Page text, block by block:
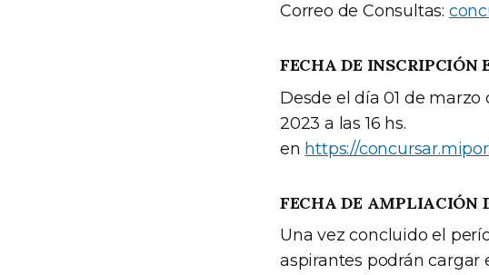
Correo de Consultas:
FECHA DE INSCRIPCIÓN
Desde el día 01 de marzo
2023 a las 16 hs.
en https://
FECHA DE AMPLIACIÓN
Una vez concluido el
aspirantes podrán cargar